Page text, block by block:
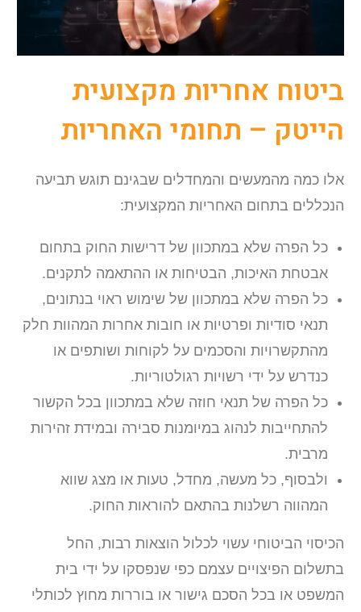
ביטוח אחריות מקצועית
הייטק – תחומי האחריות
אלו כמה מהמעשים והמחדלים שבגינם תוגש תביעה
הנכללים בתחום האחריות המקצועית:
כל הפרה שלא במתכוון של דרישות החוק בתחום
אבטחת האיכות, הבטיחות או ההתאמה לתקנים.
כל הפרה שלא במתכוון של שימוש ראוי בנתונים,
תנאי סודיות ופרטיות או חובות אחרות המהוות חלק
מהתקשרויות והסכמים על לקוחות ושותפים או
כנדרש על ידי רשויות רגולטוריות.
כל הפרה של תנאי חוזה שלא במתכוון בכל הקשור
להתחייבות לנהוג במיומנות סבירה ובמידת זהירות
מרבית.
ולבסוף, כל מעשה, מחדל, טעות או מצג שווא
המהווה רשלנות בהתאם להוראות החוק.
הכיסוי הביטוחי עשוי לכלול הוצאות רבות, החל
בתשלום הפיצויים עצמם כפי שנפסקו על ידי בית
המשפט או בכל הסכם גישור או בוררות מחוץ לכותלי